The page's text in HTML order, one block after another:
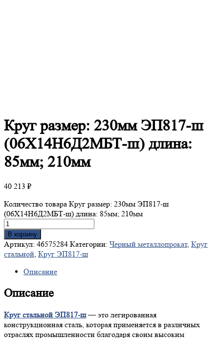
Кругразмер: 230мм ЭП817-ш
(06Х14Н6Д2МБТ-ш) длина:
85мм; 210мм
40 213 ₽
Количество товара Круг размер: 230мм ЭП817-ш
(06Х14Н6Д2МБТ-ш) длина: 85мм; 210мм
В корзину
Артикул: 46575284 Категории: Черный металлопрокат, Круг
стальной, Круг ЭП817-ш
Описание
Описание
Круг стальной ЭП817-ш— это легированная
конструкционная сталь, которая применяется в различных
отраслях промышленности благодаря своим высоким